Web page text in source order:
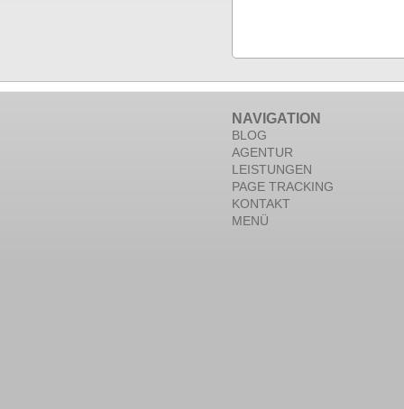
NAVIGATION
BLOG
AGENTUR
LEISTUNGEN
PAGE TRACKING
KONTAKT
MENÜ